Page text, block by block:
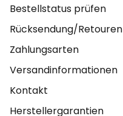
Bestellstatus prüfen
Rücksendung/Retouren
Zahlungsarten
Versandinformationen
Kontakt
Herstellergarantien